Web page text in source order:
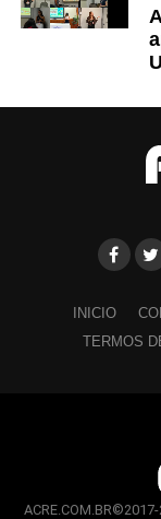
INICIO
TERMOS